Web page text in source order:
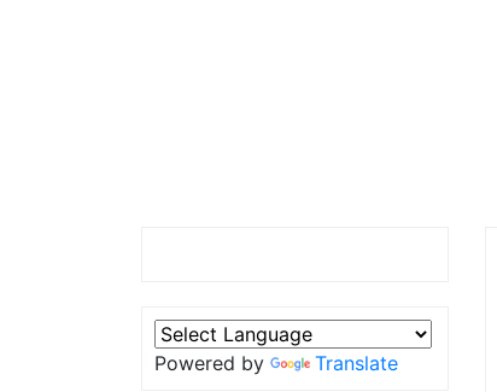
Powered by Translate